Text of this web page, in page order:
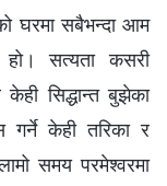
घरमा सबैभन्दा आम
हो। सत्यता कसरी
सिद्धान्त बुझेका
केही तरिका र
समय परमेश्‍वरमा